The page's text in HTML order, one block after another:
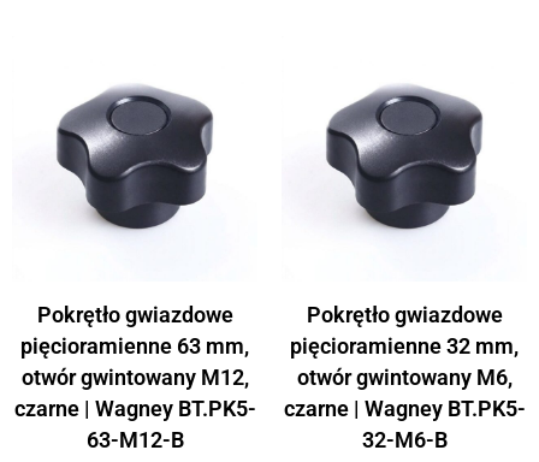
Pokrętło gwiazdowe
pięcioramienne 63 mm,
otwór gwintowany M12,
czarne | Wagney BT.PK5-
63-M12-B
Pokrętło gwiazdowe
pięcioramienne 32 mm,
otwór gwintowany M6,
czarne | Wagney BT.PK5-
32-M6-B